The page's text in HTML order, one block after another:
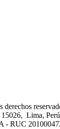
15026, Lima,
- RUC